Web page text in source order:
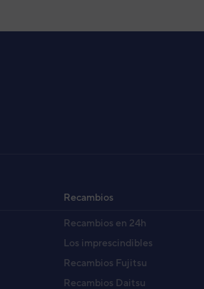
Recambios
Recambios en 24h
Los imprescindibles
Recambios Fujitsu
Recambios Daitsu